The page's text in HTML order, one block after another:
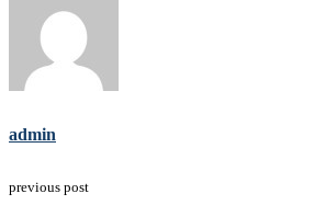
admin
previous post